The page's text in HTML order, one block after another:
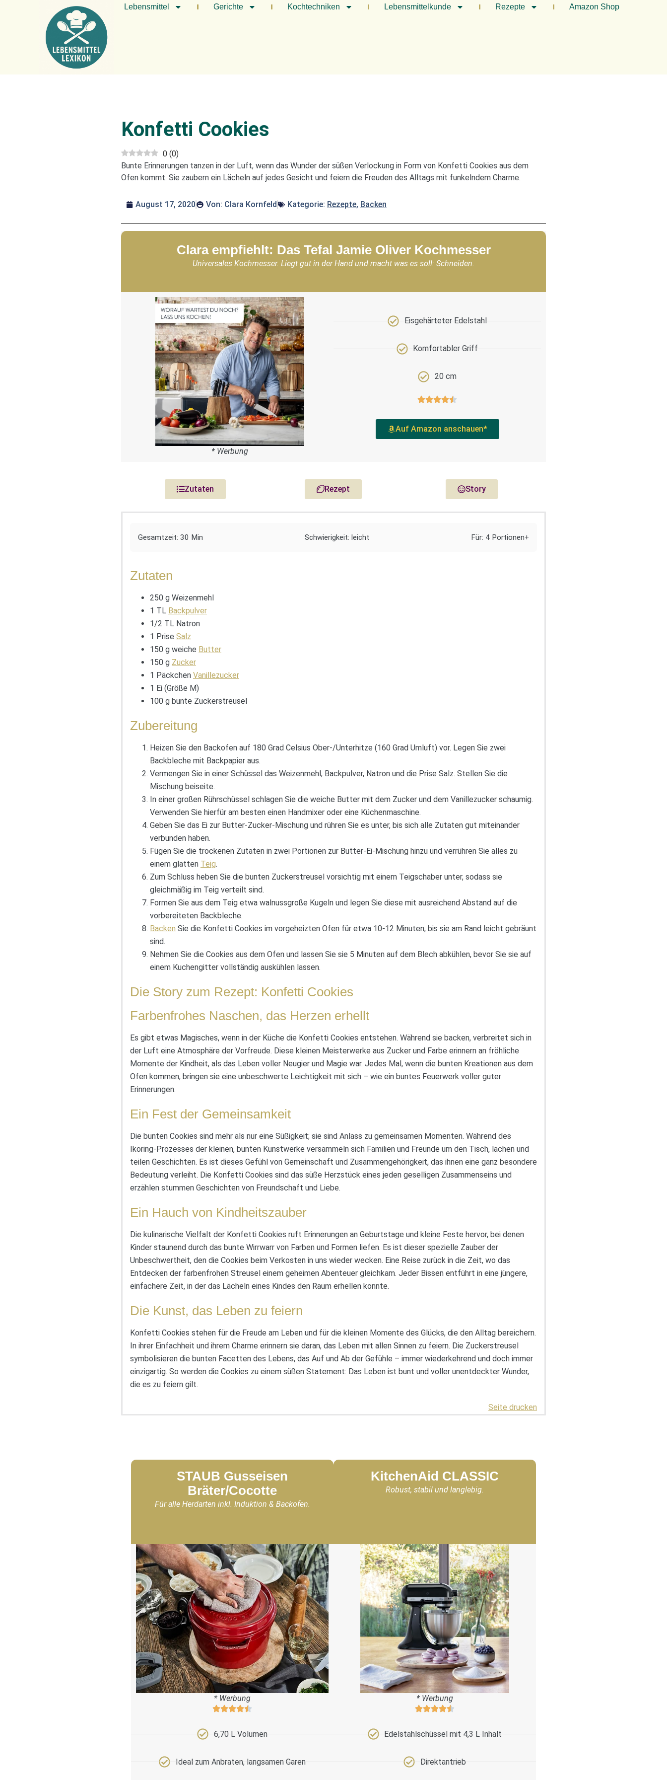
Lebensmittel Gerichte Kochtechniken Lebensmittelkunde Rezepte Amazon Shop
Konfetti Cookies
0 (0)
Bunte Erinnerungen tanzen in der Luft, wenn das Wunder der süßen Verlockung in Form von Konfetti Cookies aus dem
Ofen kommt. Sie zaubern ein Lächeln auf jedes Gesicht und feiern die Freuden des Alltags mit funkelndem Charme.
August 17, 2020 Von: Clara Kornfeld Kategorie: Rezepte, Backen
Clara empfiehlt: Das Tefal Jamie Oliver Kochmesser
Universales Kochmesser. Liegt gut in der Hand und macht was es soll: Schneiden.
* Werbung
Eisgehärteter Edelstahl
Komfortabler Griff
20 cm
Auf Amazon anschauen*
Zutaten Rezept Story
Gesamtzeit: 30 Min Schwierigkeit: leicht Für: 4 Portionen+
Zutaten
250 g Weizenmehl
1 TL Backpulver
1/2 TL Natron
1 Prise Salz
150 g weiche Butter
150 g Zucker
1 Päckchen Vanillezucker
1 Ei (Größe M)
100 g bunte Zuckerstreusel
Zubereitung
Heizen Sie den Backofen auf 180 Grad Celsius Ober-/Unterhitze (160 Grad Umluft) vor. Legen Sie zwei
Backbleche mit Backpapier aus.
Vermengen Sie in einer Schüssel das Weizenmehl, Backpulver, Natron und die Prise Salz. Stellen Sie die
Mischung beiseite.
In einer großen Rührschüssel schlagen Sie die weiche Butter mit dem Zucker und dem Vanillezucker schaumig.
Verwenden Sie hierfür am besten einen Handmixer oder eine Küchenmaschine.
Geben Sie das Ei zur Butter-Zucker-Mischung und rühren Sie es unter, bis sich alle Zutaten gut miteinander
verbunden haben.
Fügen Sie die trockenen Zutaten in zwei Portionen zur Butter-Ei-Mischung hinzu und verrühren Sie alles zu
einem glatten Teig.
Zum Schluss heben Sie die bunten Zuckerstreusel vorsichtig mit einem Teigschaber unter, sodass sie
gleichmäßig im Teig verteilt sind.
Formen Sie aus dem Teig etwa walnussgroße Kugeln und legen Sie diese mit ausreichend Abstand auf die
vorbereiteten Backbleche.
Backen Sie die Konfetti Cookies im vorgeheizten Ofen für etwa 10-12 Minuten, bis sie am Rand leicht gebräunt
sind.
Nehmen Sie die Cookies aus dem Ofen und lassen Sie sie 5 Minuten auf dem Blech abkühlen, bevor Sie sie auf
einem Kuchengitter vollständig auskühlen lassen.
Die Story zum Rezept: Konfetti Cookies
Farbenfrohes Naschen, das Herzen erhellt
Es gibt etwas Magisches, wenn in der Küche die Konfetti Cookies entstehen. Während sie backen, verbreitet sich in
der Luft eine Atmosphäre der Vorfreude. Diese kleinen Meisterwerke aus Zucker und Farbe erinnern an fröhliche
Momente der Kindheit, als das Leben voller Neugier und Magie war. Jedes Mal, wenn die bunten Kreationen aus dem
Ofen kommen, bringen sie eine unbeschwerte Leichtigkeit mit sich – wie ein buntes Feuerwerk voller guter
Erinnerungen.
Ein Fest der Gemeinsamkeit
Die bunten Cookies sind mehr als nur eine Süßigkeit; sie sind Anlass zu gemeinsamen Momenten. Während des
Ikoring-Prozesses der kleinen, bunten Kunstwerke versammeln sich Familien und Freunde um den Tisch, lachen und
teilen Geschichten. Es ist dieses Gefühl von Gemeinschaft und Zusammengehörigkeit, das ihnen eine ganz besondere
Bedeutung verleiht. Die Konfetti Cookies sind das süße Herzstück eines jeden geselligen Zusammenseins und
erzählen stummen Geschichten von Freundschaft und Liebe.
Ein Hauch von Kindheitszauber
Die kulinarische Vielfalt der Konfetti Cookies ruft Erinnerungen an Geburtstage und kleine Feste hervor, bei denen
Kinder staunend durch das bunte Wirrwarr von Farben und Formen liefen. Es ist dieser spezielle Zauber der
Unbeschwertheit, den die Cookies beim Verkosten in uns wieder wecken. Eine Reise zurück in die Zeit, wo das
Entdecken der farbenfrohen Streusel einem geheimen Abenteuer gleichkam. Jeder Bissen entführt in eine jüngere,
einfachere Zeit, in der das Lächeln eines Kindes den Raum erhellen konnte.
Die Kunst, das Leben zu feiern
Konfetti Cookies stehen für die Freude am Leben und für die kleinen Momente des Glücks, die den Alltag bereichern.
In ihrer Einfachheit und ihrem Charme erinnern sie daran, das Leben mit allen Sinnen zu feiern. Die Zuckerstreusel
symbolisieren die bunten Facetten des Lebens, das Auf und Ab der Gefühle – immer wiederkehrend und doch immer
einzigartig. So werden die Cookies zu einem süßen Statement: Das Leben ist bunt und voller unentdeckter Wunder,
die es zu feiern gilt.
Seite drucken
STAUB Gusseisen
Bräter/Cocotte
Für alle Herdarten inkl. Induktion & Backofen.
* Werbung
6,70 L Volumen
Ideal zum Anbraten, langsamen Garen
KitchenAid CLASSIC
Robust, stabil und langlebig.
* Werbung
Edelstahlschüssel mit 4,3 L Inhalt
Direktantrieb